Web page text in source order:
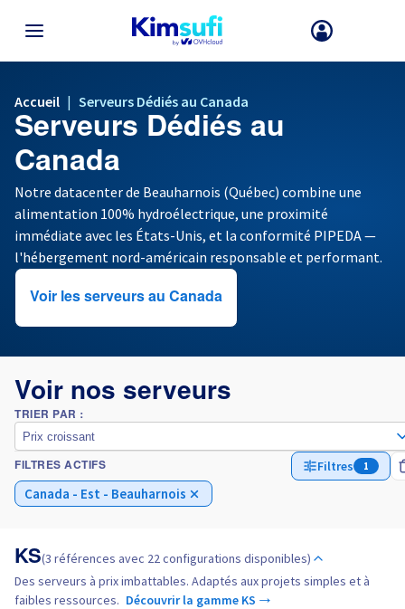
Le choix du pays et/ou de la région peut modifier certains facteurs
que la devise, le prix et la disponibilité des produits.
France
Allemagne
Royaume-Uni
Irlande
Italie
Pays-Bas
Portugal
Accueil | Serveurs Dédiés au Canada
Serveurs Dédiés au
Canada
Notre datacenter de Beauharnois (Québec) combine une
alimentation 100% hydroélectrique, une proximité
immédiate avec les États-Unis, et la conformité PIPEDA —
l'hébergement nord-américain responsable et performant.
Voir les serveurs au Canada
Voir nos serveurs
TRIER PAR :
Prix croissant
FILTRES ACTIFS Filtres 1
Canada - Est - Beauharnois
KS(3 références avec 22 configurations disponibles)
Des serveurs à prix imbattables. Adaptés aux projets simples et à
faibles ressources. Découvrir la gamme KS →